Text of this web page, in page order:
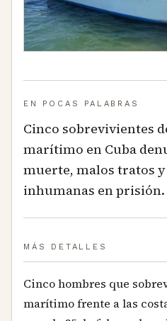
EN POCAS PALABRAS
Cinco sobrevivientes
marítimo en Cuba
muerte, malos tratos
inhumanas en prisión.
MÁS DETALLES
Cinco hombres que
marítimo frente a las